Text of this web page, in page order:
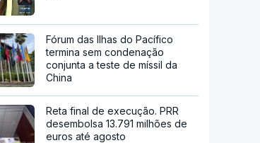
Fórum das Ilhas do Pacífico
termina sem condenação
conjunta a teste de míssil da
China
Reta final de execução. PRR
desembolsa 13.791 milhões de
euros até agosto